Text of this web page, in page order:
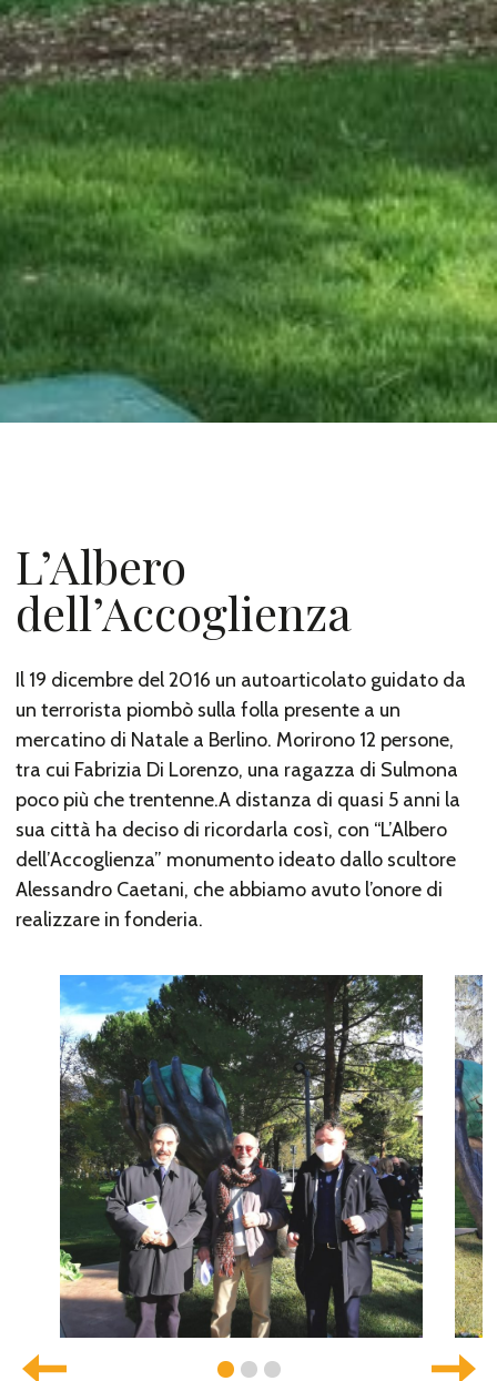
L’Albero
dell’Accoglienza
Il 19 dicembre del 2016 un autoarticolato guidato da
un terrorista piombò sulla folla presente a un
mercatino di Natale a Berlino. Morirono 12 persone,
tra cui Fabrizia Di Lorenzo, una ragazza di Sulmona
poco più che trentenne.A distanza di quasi 5 anni la
sua città ha deciso di ricordarla così, con “L’Albero
dell’Accoglienza” monumento ideato dallo scultore
Alessandro Caetani, che abbiamo avuto l’onore di
realizzare in fonderia.